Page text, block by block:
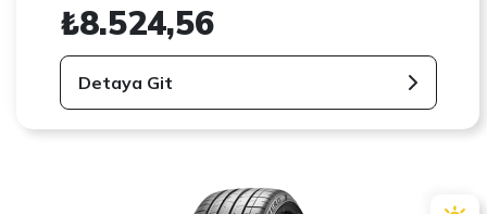
₺8.524,56
Detaya Git